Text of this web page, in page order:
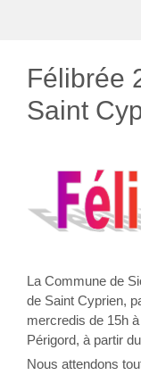
Félibrée
Saint
La Commune de
de Saint Cyprien,
mercredis de 15h
Périgord, à partir
Nous attendons